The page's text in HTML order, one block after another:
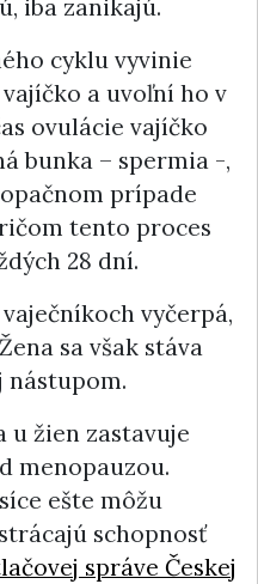
iba zanikajú.
cyklu vyvinie
a uvoľní ho v
ovulácie vajíčko
bunka – spermia -,
prípade
tento proces
28 dní.
vyčerpá,
sa však stáva
nástupom.
u žien zastavuje
menopauzou.
ešte môžu
schopnosť
správe Českej